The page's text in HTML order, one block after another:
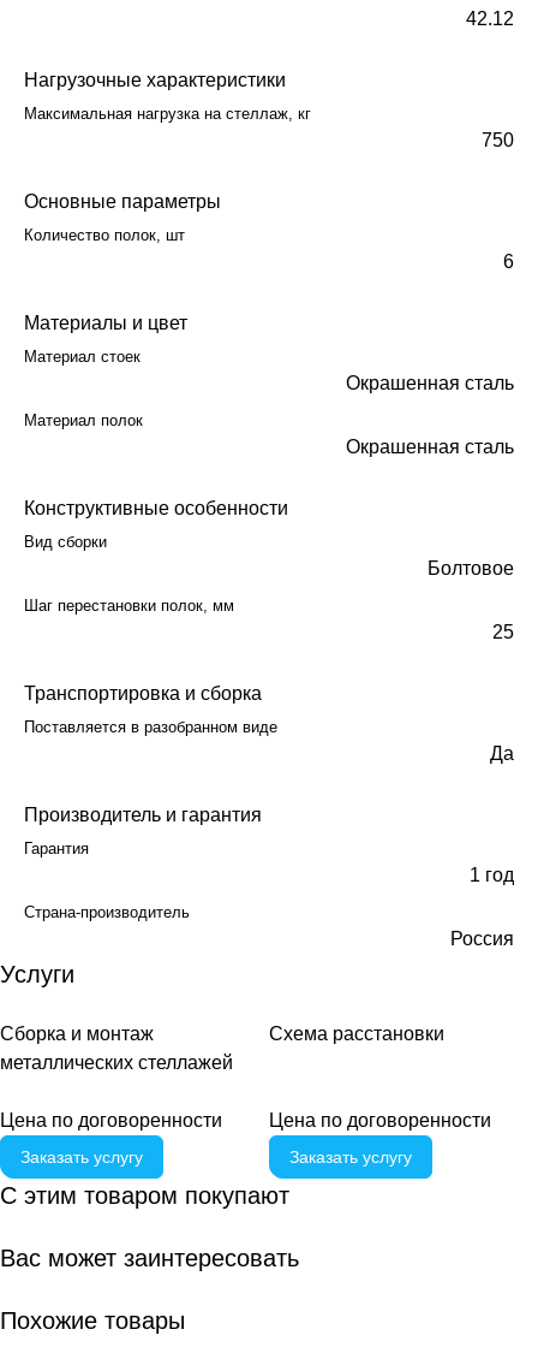
42.12
Нагрузочные характеристики
Максимальная нагрузка на стеллаж, кг
750
Основные параметры
Количество полок, шт
6
Материалы и цвет
Материал стоек
Окрашенная сталь
Материал полок
Окрашенная сталь
Конструктивные особенности
Вид сборки
Болтовое
Шаг перестановки полок, мм
25
Транспортировка и сборка
Поставляется в разобранном виде
Да
Производитель и гарантия
Гарантия
1 год
Страна-производитель
Россия
Услуги
Сборка и монтаж
металлических стеллажей
Цена по договоренности
Заказать услугу
Схема расстановки
Цена по договоренности
Заказать услугу
С этим товаром покупают
Вас может заинтересовать
Похожие товары